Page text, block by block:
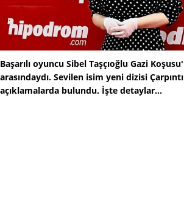
Başarılı oyuncu Sibel Taşçıoğlu Gazi
arasındaydı. Sevilen isim yeni dizisi
açıklamalarda bulundu. İşte detaylar...